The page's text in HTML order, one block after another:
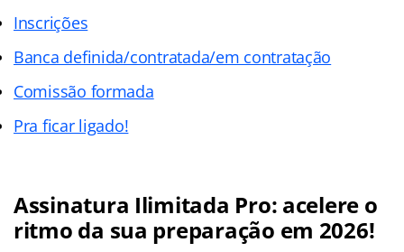
Inscrições
Banca definida/contratada/em contratação
Comissão formada
Pra ficar ligado!
Assinatura Ilimitada Pro: acelere o
ritmo da sua preparação em 2026!